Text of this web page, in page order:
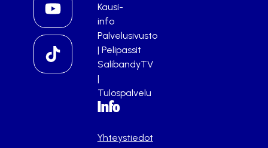
Kausi-
info
Palvelusivusto
| Pelipassit
SalibandyTV
|
Tulospalvelu
Info
Yhteystiedot